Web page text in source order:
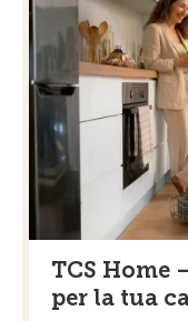
TCS Home
per la tua